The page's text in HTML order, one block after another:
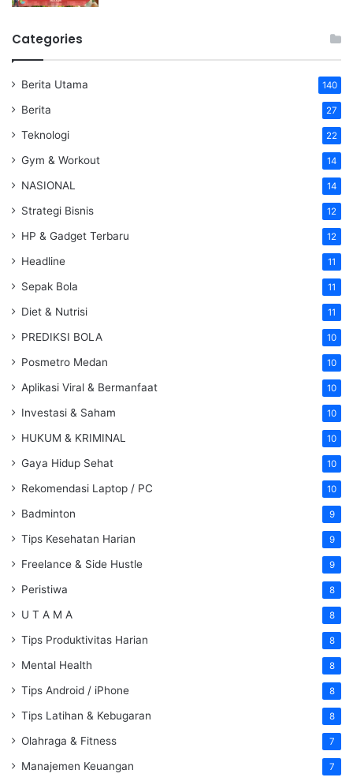
Categories
Berita Utama 140
Berita 27
Teknologi 22
Gym & Workout 14
NASIONAL 14
Strategi Bisnis 12
HP & Gadget Terbaru 12
Headline 11
Sepak Bola 11
Diet & Nutrisi 11
PREDIKSI BOLA 10
Posmetro Medan 10
Aplikasi Viral & Bermanfaat 10
Investasi & Saham 10
HUKUM & KRIMINAL 10
Gaya Hidup Sehat 10
Rekomendasi Laptop / PC 10
Badminton 9
Tips Kesehatan Harian 9
Freelance & Side Hustle 9
Peristiwa 8
U T A M A 8
Tips Produktivitas Harian 8
Mental Health 8
Tips Android / iPhone 8
Tips Latihan & Kebugaran 8
Olahraga & Fitness 7
Manajemen Keuangan 7